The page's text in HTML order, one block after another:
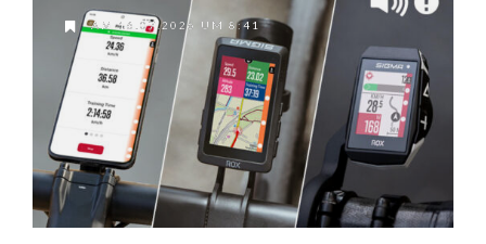
AM 16.07.2026 UM 8:41